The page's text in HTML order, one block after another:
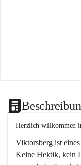
Herzlich willkommen
Viktorsberg ist
Keine Hektik, kein